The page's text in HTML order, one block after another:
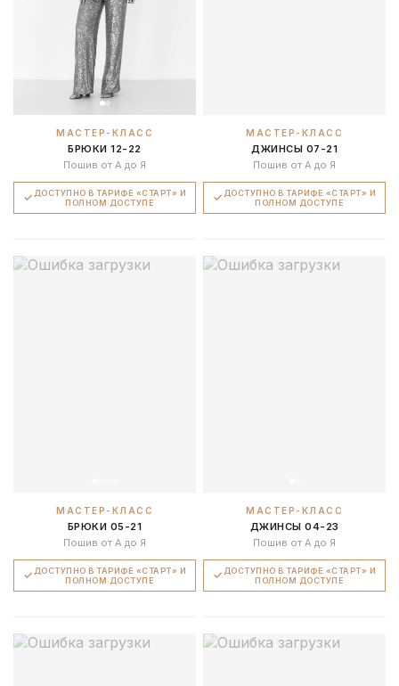
МАСТЕР-КЛАСС
БРЮКИ 12-22
Пошив от А до Я
ДОСТУПНО В ТАРИФЕ «СТАРТ» И
ПОЛНОМ ДОСТУПЕ
МАСТЕР-КЛАСС
ДЖИНСЫ 07-21
Пошив от А до Я
ДОСТУПНО В ТАРИФЕ «СТАРТ» И
ПОЛНОМ ДОСТУПЕ
МАСТЕР-КЛАСС
БРЮКИ 05-21
Пошив от А до Я
ДОСТУПНО В ТАРИФЕ «СТАРТ» И
ПОЛНОМ ДОСТУПЕ
МАСТЕР-КЛАСС
ДЖИНСЫ 04-23
Пошив от А до Я
ДОСТУПНО В ТАРИФЕ «СТАРТ» И
ПОЛНОМ ДОСТУПЕ